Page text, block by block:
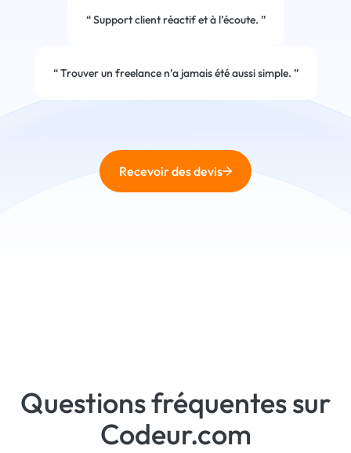
“Support client réactif et à l’écoute. ”
“Trouver un freelance n’a jamais été aussi simple. ”
Recevoir des devis
Questions fréquentes sur
Codeur.com